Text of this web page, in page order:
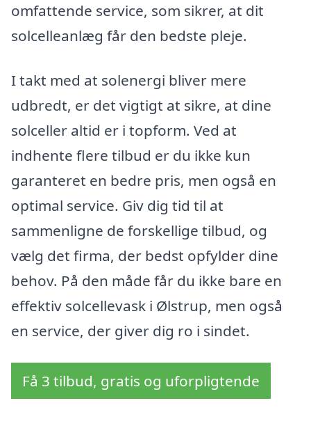
omfattende service, som sikrer, at dit
solcelleanlæg får den bedste pleje.
I takt med at solenergi bliver mere
udbredt, er det vigtigt at sikre, at dine
solceller altid er i topform. Ved at
indhente flere tilbud er du ikke kun
garanteret en bedre pris, men også en
optimal service. Giv dig tid til at
sammenligne de forskellige tilbud, og
vælg det firma, der bedst opfylder dine
behov. På den måde får du ikke bare en
effektiv solcellevask i Ølstrup, men også
en service, der giver dig ro i sindet.
Få 3 tilbud, gratis og uforpligtende